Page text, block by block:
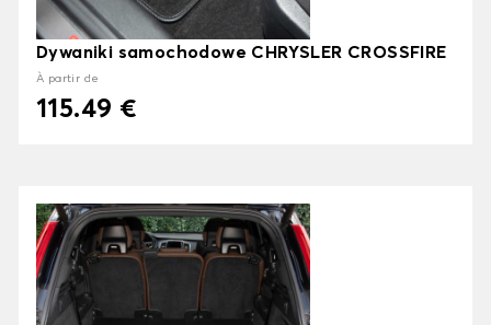
Dywaniki samochodowe CHRYSLER CROSSFIRE
À partir de
115.49 €